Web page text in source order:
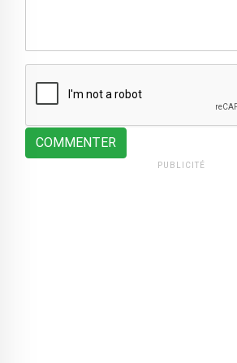
COMMENTER
PUBLICITÉ